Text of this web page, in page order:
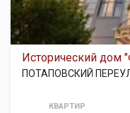
Исторический
ПОТАПОВСКИЙ
КВАРТИР